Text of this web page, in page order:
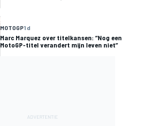
MOTOGP1 d
Marc Marquez over titelkansen: “Nog een
MotoGP-titel verandert mijn leven niet”